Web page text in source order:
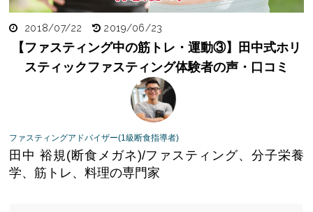
2018/07/22 2019/06/23
【ファスティング中の筋トレ・運動③】田中式ホリ
スティックファスティング体験者の声・口コミ
ファスティングアドバイザー(1級断食指導者)
田中 裕規(断食メガネ)/ファスティング、分子栄養
学、筋トレ、料理の専門家